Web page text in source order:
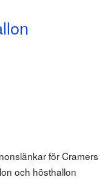
för Cramers
och hösthallon